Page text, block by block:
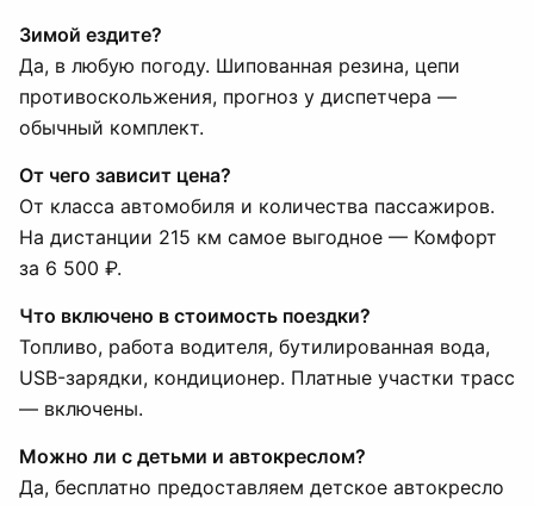
Зимой ездите?
Да, в любую погоду. Шипованная резина, цепи
противоскольжения, прогноз у диспетчера —
обычный комплект.
От чего зависит цена?
От класса автомобиля и количества пассажиров.
На дистанции 215 км самое выгодное — Комфорт
за 6 500 ₽.
Что включено в стоимость поездки?
Топливо, работа водителя, бутилированная вода,
USB-зарядки, кондиционер. Платные участки трасс
— включены.
Можно ли с детьми и автокреслом?
Да, бесплатно предоставляем детское автокресло